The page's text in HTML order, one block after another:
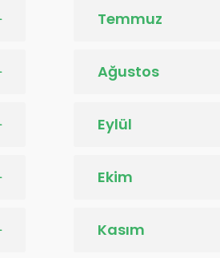
Temmuz
Ağustos
Eylül
Ekim
Kasım